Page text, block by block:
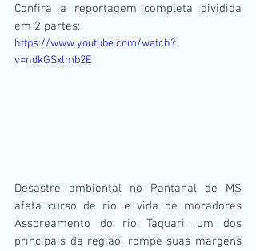
Confira a reportagem completa dividida
em 2 partes:
https://www.youtube.com/watch?
v=ndkGSxlmb2E
Desastre ambiental no Pantanal de MS
afeta curso de rio e vida de moradores
Assoreamento do rio Taquari, um dos
principais da região, rompe suas margens